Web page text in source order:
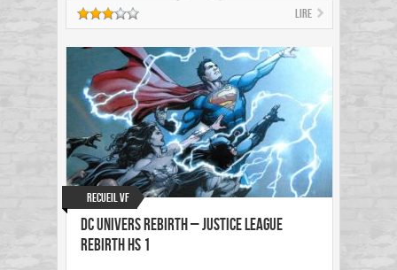
Lire
Recueil VF
DC Univers Rebirth – Justice League
Rebirth HS 1